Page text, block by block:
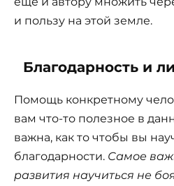
и пользу на этой земле.
Благодарность и
Помощь конкретному
вам что-то полезное в
важна, как то чтобы вы
благодарности. Самое
развития научиться не